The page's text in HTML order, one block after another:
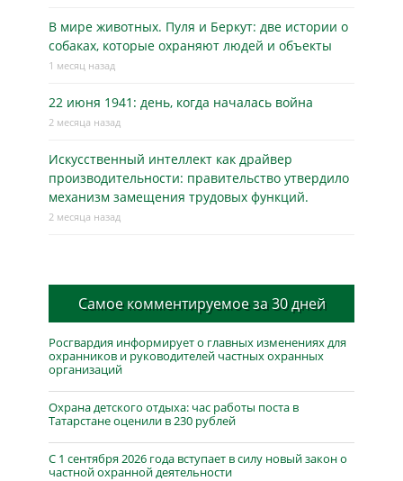
В мире животных. Пуля и Беркут: две истории о
собаках, которые охраняют людей и объекты
1 месяц назад
22 июня 1941: день, когда началась война
2 месяца назад
Искусственный интеллект как драйвер
производительности: правительство утвердило
механизм замещения трудовых функций.
2 месяца назад
Самое комментируемое за 30 дней
Росгвардия информирует о главных изменениях для
охранников и руководителей частных охранных
организаций
Охрана детского отдыха: час работы поста в
Татарстане оценили в 230 рублей
С 1 сентября 2026 года вступает в силу новый закон о
частной охранной деятельности